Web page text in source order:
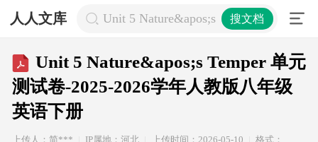
人人文库 Unit 5 Nature&apos;s Temper 单元测
搜文档
Unit 5 Nature&apos;s Temper 单元
测试卷-2025-2026学年人教版八年级
英语下册
上传人：简*** IP属地：河北 上传时间：2026-05-10
格式：